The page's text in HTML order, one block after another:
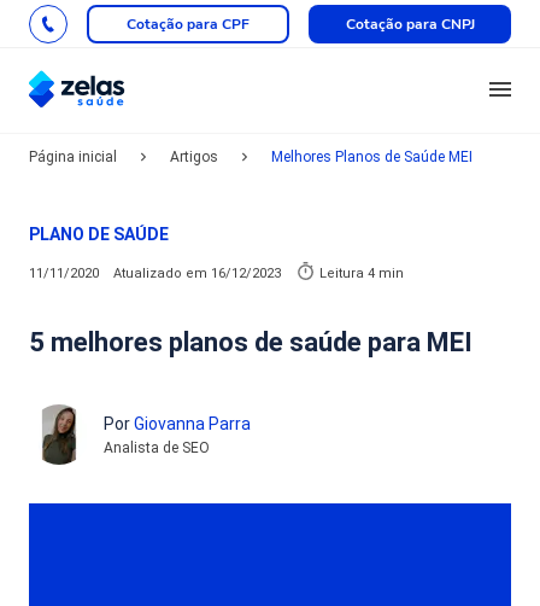
Cotação para CPF Cotação para CNPJ
Página inicial Artigos Melhores Planos de Saúde MEI
PLANO DE SAÚDE
11/11/2020 Atualizado em 16/12/2023 Leitura 4 min
5 melhores planos de saúde para MEI
PorGiovanna Parra
Analista de SEO